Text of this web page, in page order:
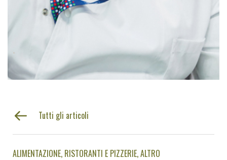
Tutti gli articoli
ALIMENTAZIONE RISTORANTI E PIZZERIE ALTRO